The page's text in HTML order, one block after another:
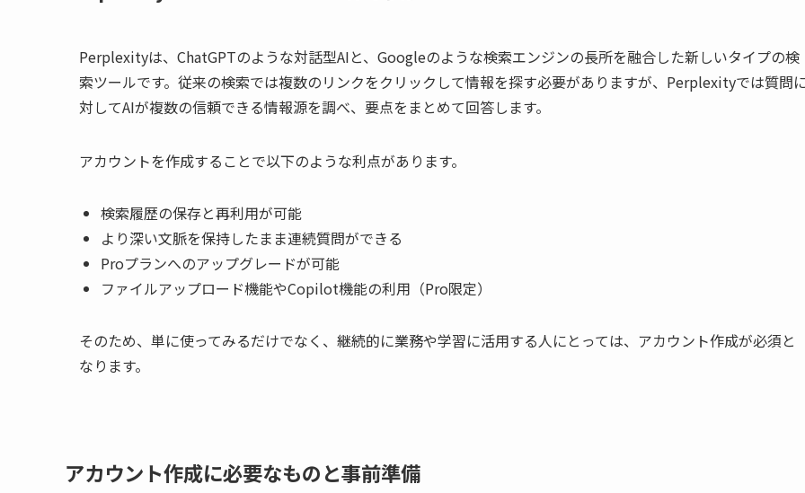
Perplexityは、ChatGPTのような対話型AIと、Googleのような検索エンジンの長所を融合した新しいタイプの検
索ツールです。従来の検索では複数のリンクをクリックして情報を探す必要がありますが、Perplexityでは質問
対してAIが複数の信頼できる情報源を調べ、要点をまとめて回答します。
アカウントを作成することで以下のような利点があります。
検索履歴の保存と再利用が可能
より深い文脈を保持したまま連続質問ができる
Proプランへのアップグレードが可能
ファイルアップロード機能やCopilot機能の利用（Pro限定）
そのため、単に使ってみるだけでなく、継続的に業務や学習に活用する人にとっては、アカウント作成が必須と
なります。
アカウント作成に必要なものと事前準備